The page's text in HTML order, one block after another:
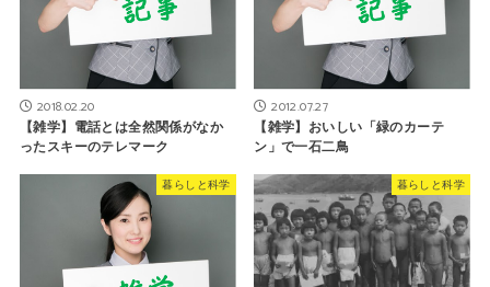
2018.02.20
【雑学】電話とは全然関係がなか
ったスキーのテレマーク
2012.07.27
【雑学】おいしい「緑のカーテ
ン」で一石二鳥
暮らしと科学 暮らしと科学